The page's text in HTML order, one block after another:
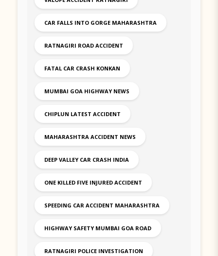
CAR FALLS INTO GORGE MAHARASHTRA
RATNAGIRI ROAD ACCIDENT
FATAL CAR CRASH KONKAN
MUMBAI GOA HIGHWAY NEWS
CHIPLUN LATEST ACCIDENT
MAHARASHTRA ACCIDENT NEWS
DEEP VALLEY CAR CRASH INDIA
ONE KILLED FIVE INJURED ACCIDENT
SPEEDING CAR ACCIDENT MAHARASHTRA
HIGHWAY SAFETY MUMBAI GOA ROAD
RATNAGIRI POLICE INVESTIGATION